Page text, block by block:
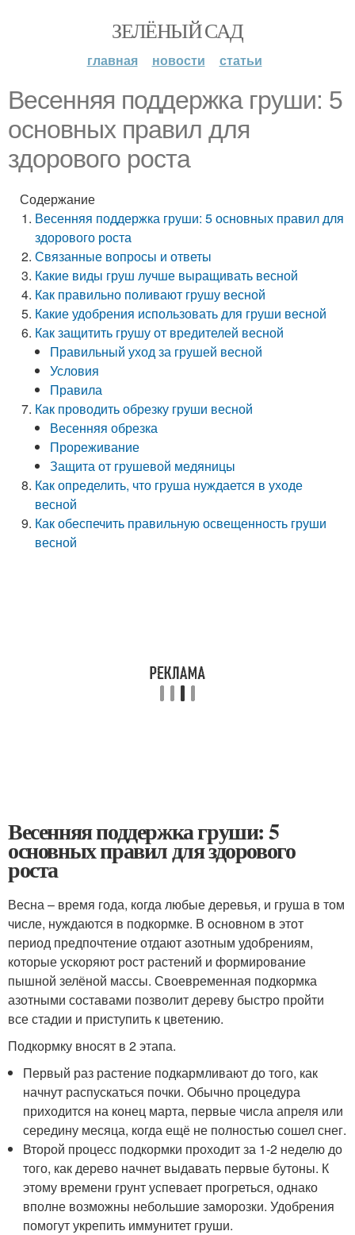
ЗЕЛЁНЫЙ САД
главная новости статьи
Весенняя поддержка груши: 5
основных правил для
здорового роста
Содержание
Весенняя поддержка груши: 5 основных правил для
здорового роста
Связанные вопросы и ответы
Какие виды груш лучше выращивать весной
Как правильно поливают грушу весной
Какие удобрения использовать для груши весной
Как защитить грушу от вредителей весной
Правильный уход за грушей весной
Условия
Правила
Как проводить обрезку груши весной
Весенняя обрезка
Прореживание
Защита от грушевой медяницы
Как определить, что груша нуждается в уходе
весной
Как обеспечить правильную освещенность груши
весной
Весенняя поддержка груши: 5
основных правил для здорового
роста
Весна – время года, когда любые деревья, и груша в том
числе, нуждаются в подкормке. В основном в этот
период предпочтение отдают азотным удобрениям,
которые ускоряют рост растений и формирование
пышной зелёной массы. Своевременная подкормка
азотными составами позволит дереву быстро пройти
все стадии и приступить к цветению.
Подкормку вносят в 2 этапа.
Первый раз растение подкармливают до того, как
начнут распускаться почки. Обычно процедура
приходится на конец марта, первые числа апреля или
середину месяца, когда ещё не полностью сошел снег.
Второй процесс подкормки проходит за 1-2 неделю до
того, как дерево начнет выдавать первые бутоны. К
этому времени грунт успевает прогреться, однако
вполне возможны небольшие заморозки. Удобрения
помогут укрепить иммунитет груши.